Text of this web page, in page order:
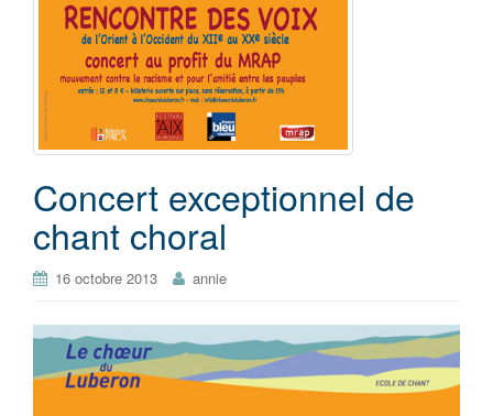
Concert exceptionnel de
chant choral
16 octobre 2013 annie